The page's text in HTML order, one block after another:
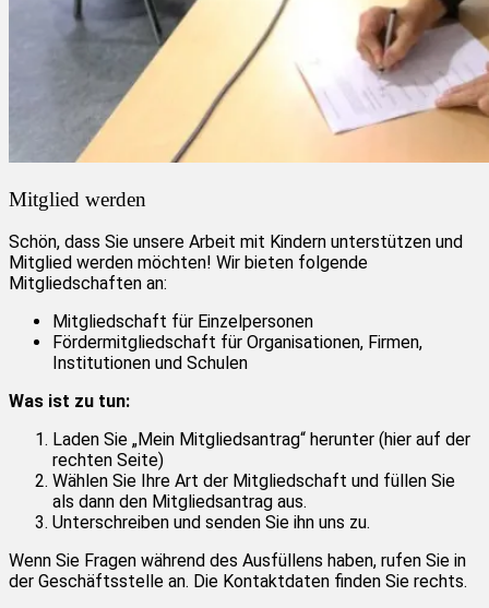
Mitglied werden
Schön, dass Sie unsere Arbeit mit Kindern unterstützen und
Mitglied werden möchten! Wir bieten folgende
Mitgliedschaften an:
Mitgliedschaft für Einzelpersonen
Fördermitgliedschaft für Organisationen, Firmen,
Institutionen und Schulen
Was ist zu tun:
Laden Sie „Mein Mitgliedsantrag“ herunter (hier auf der
rechten Seite)
Wählen Sie Ihre Art der Mitgliedschaft und füllen Sie
als dann den Mitgliedsantrag aus.
Unterschreiben und senden Sie ihn uns zu.
Wenn Sie Fragen während des Ausfüllens haben, rufen Sie in
der Geschäftsstelle an. Die Kontaktdaten finden Sie rechts.